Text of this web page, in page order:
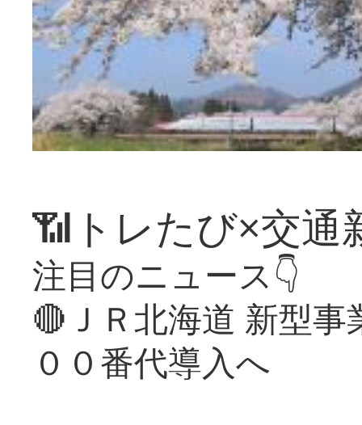
📶トレたび×交通
注目のニュース👇
🔴ＪＲ北海道 新型
００番代導入へ